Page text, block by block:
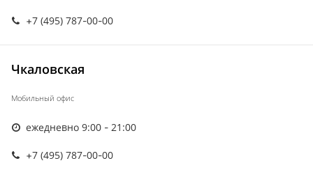
+7 (495) 787-00-00
Чкаловская
Мобильный офис
ежедневно 9:00 - 21:00
+7 (495) 787-00-00